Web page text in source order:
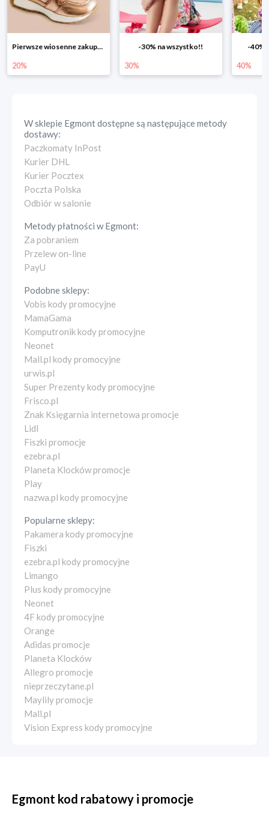
-30% na wszystko!!
30%
-40% na drugą sztukę
40% 25%
W sklepie Egmontdostępne są następujące metody
dostawy:
Paczkomaty InPost
Kurier DHL
Kurier Pocztex
Poczta Polska
Odbiór w salonie
Metody płatności wEgmont:
Za pobraniem
Przelew on-line
PayU
Podobne sklepy:
Vobis kody promocyjne
MamaGama
Komputronik kody promocyjne
Neonet
Mall.pl kody promocyjne
urwis.pl
Super Prezenty kody promocyjne
Frisco.pl
Znak Księgarnia internetowa promocje
Lidl
Fiszki promocje
ezebra.pl
Planeta Klocków promocje
Play
nazwa.pl kody promocyjne
Popularne sklepy:
Pakamera kody promocyjne
Fiszki
ezebra.pl kody promocyjne
Limango
Plus kody promocyjne
Neonet
4F kody promocyjne
Orange
Adidas promocje
Planeta Klocków
Allegro promocje
nieprzeczytane.pl
Maylily promocje
Mall.pl
Vision Express kody promocyjne
Egmont kod rabatowy i promocje